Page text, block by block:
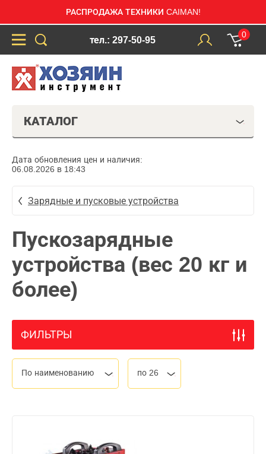
РАСПРОДАЖА ТЕХНИКИ CAIMAN!
тел.: 297-50-95
0
КАТАЛОГ
Дата обновления цен и наличия:
06.08.2026 в 18:43
Зарядные и пусковые устройства
Пускозарядные
устройства (вес 20 кг и
более)
ФИЛЬТРЫ
По наименованию по 26